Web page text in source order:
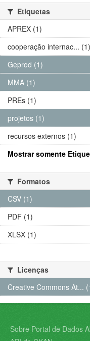
Etiquetas
APREX (1)
cooperação internac... (1)
Geprod (1)
MMA (1)
PREs (1)
projetos (1)
recursos externos (1)
Mostrar somente
Formatos
CSV (1)
PDF (1)
XLSX (1)
Licenças
Creative Commons At...
Sobre Portal de Dados